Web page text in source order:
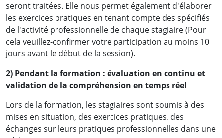
seront traitées. Elle nous permet également d'élaborer
les exercices pratiques en tenant compte des spécifiés
de l'activité professionnelle de chaque stagiaire (Pour
cela veuillez-confirmer votre participation au moins 10
jours avant le début de la session).
2) Pendant la formation : évaluation en continu et
validation de la compréhension en temps réel
Lors de la formation, les stagiaires sont soumis à des
mises en situation, des exercices pratiques, des
échanges sur leurs pratiques professionnelles dans une